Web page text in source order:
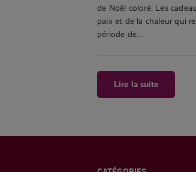
de Noël coloré. Les
paix et de la chaleur qui
période de…
Lire la suite